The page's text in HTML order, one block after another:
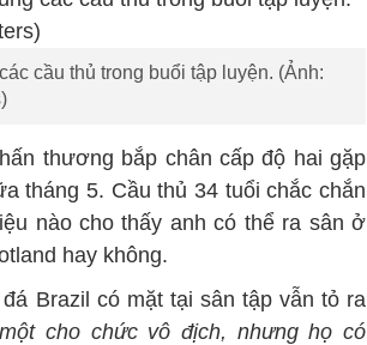
cầu thủ trong buổi tập luyện. (Ảnh:
thương bắp chân cấp độ hai gặp
tháng 5. Cầu thủ 34 tuổi chắc chắn
nào cho thấy anh có thể ra sân ở
hay không.
Brazil có mặt tại sân tập vẫn tỏ ra
cho chức vô địch, nhưng họ có